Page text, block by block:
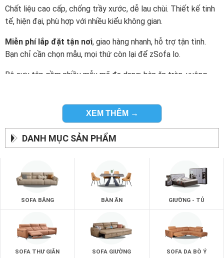
Chất liệu cao cấp, chống trầy xước, dễ lau chùi. Thiết kế tinh
tế, hiện đại, phù hợp với nhiều kiểu không gian.
Miễn phí lắp đặt tận nơi, giao hàng nhanh, hỗ trợ tận tình.
Bạn chỉ cần chọn mẫu, mọi thứ còn lại để zSofa lo.
Bộ sưu tập gồm nhiều mẫu mã đa dạng: bàn ăn tròn, vuông,
Một chiếc bàn thông minh không chỉ là vật dụng nội thất. Đó
còn là cách để bạn tạo nên những khoảnh khắc sum vầy đáng
nhớ.
zSofa – Bàn ăn tiện lợi, đẹp bền, giá tốt. Chọn là yêu.
Dùng là mê.
XEM THÊM →
DANH MỤC SẢN PHẨM
SOFA BĂNG BÀN ĂN GIƯỜNG - TỦ
SOFA THƯ GIÃN SOFA GIƯỜNG SOFA DA BÒ Ý